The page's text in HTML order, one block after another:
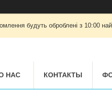
будуть оброблені з 10:00
НАС КОНТАКТЫ